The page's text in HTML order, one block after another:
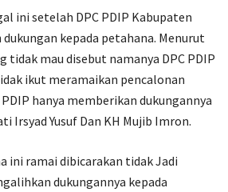
ini setelah DPC PDIP Kabupaten
kepada petahana. Menurut
tidak mau disebut namanya DPC PDIP
ikut meramaikan pencalonan
hanya memberikan dukungannya
Irsyad Yusuf Dan KH Mujib Imron.
ini ramai dibicarakan tidak Jadi
dukungannya kepada